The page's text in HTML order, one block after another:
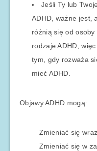
Jeśli Ty lub
ADHD, ważne jest,
różnią się od
rodzaje ADHD,
tym, gdy rozważa
mieć ADHD.
Objawy ADHD mogą:
Zmieniać się
Zmieniać się w